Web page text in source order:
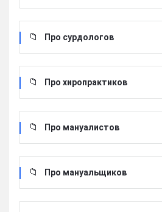
Про сурдологов
Про хиропрактиков
Про мануалистов
Про мануальщиков